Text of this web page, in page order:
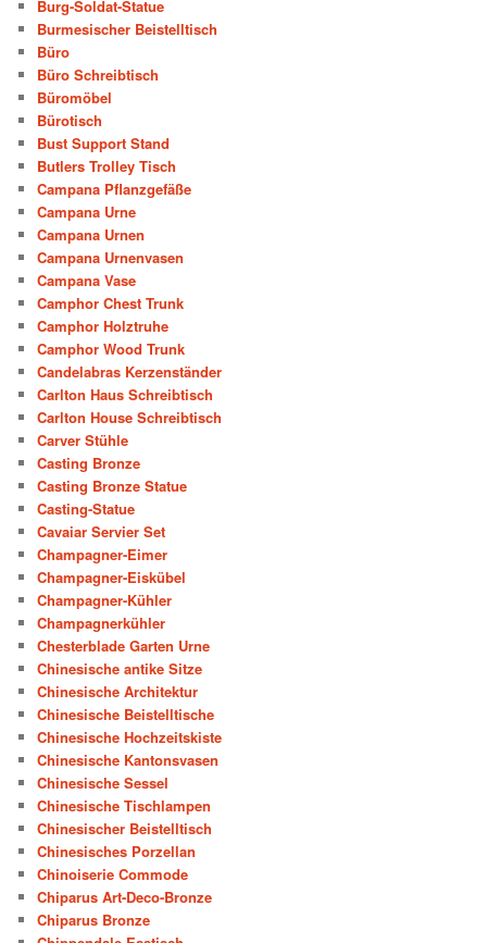
Burg-Soldat-Statue
Burmesischer Beistelltisch
Büro
Büro Schreibtisch
Büromöbel
Bürotisch
Bust Support Stand
Butlers Trolley Tisch
Campana Pflanzgefäße
Campana Urne
Campana Urnen
Campana Urnenvasen
Campana Vase
Camphor Chest Trunk
Camphor Holztruhe
Camphor Wood Trunk
Candelabras Kerzenständer
Carlton Haus Schreibtisch
Carlton House Schreibtisch
Carver Stühle
Casting Bronze
Casting Bronze Statue
Casting-Statue
Cavaiar Servier Set
Champagner-Eimer
Champagner-Eiskübel
Champagner-Kühler
Champagnerkühler
Chesterblade Garten Urne
Chinesische antike Sitze
Chinesische Architektur
Chinesische Beistelltische
Chinesische Hochzeitskiste
Chinesische Kantonsvasen
Chinesische Sessel
Chinesische Tischlampen
Chinesischer Beistelltisch
Chinesisches Porzellan
Chinoiserie Commode
Chiparus Art-Deco-Bronze
Chiparus Bronze